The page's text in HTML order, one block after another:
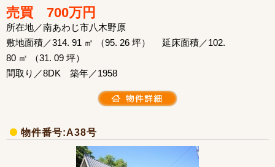
売買 700万円
所在地／南あわじ市八木野原
敷地面積／314. 91 ㎡ （95. 26 坪） 延床面積／102.
80 ㎡ （31. 09 坪）
間取り／8DK 築年／1958
物件番号:A38号